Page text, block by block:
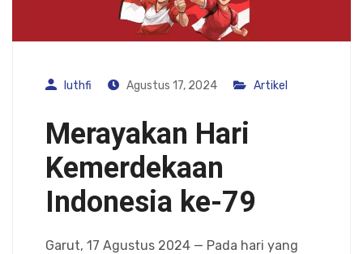
luthfi Agustus 17, 2024 Artikel
Merayakan Hari
Kemerdekaan
Indonesia ke-79
Garut, 17 Agustus 2024 — Pada hari yang